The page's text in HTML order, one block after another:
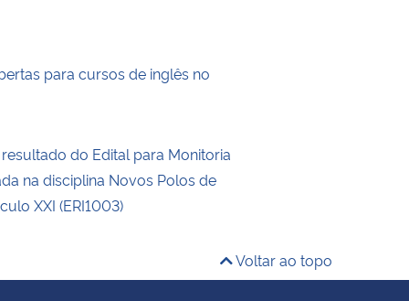
para cursos de inglês no
do Edital para Monitoria
na disciplina Novos Polos de
XXI (ERI1003)
Voltar ao topo